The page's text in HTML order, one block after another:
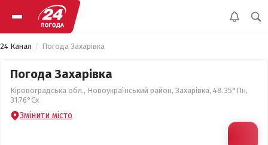
24 Канал Погода Захарівка
Погода Захарівка
Кіровоградська обл., Новоукраїнський район, Захарівка, 48.35°Пн,
31.76°Сх
Змінити місто